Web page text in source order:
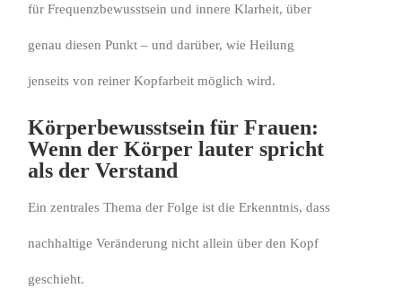
für Frequenzbewusstsein und innere Klarheit, über
genau diesen Punkt – und darüber, wie Heilung
jenseits von reiner Kopfarbeit möglich wird.
Körperbewusstsein für Frauen:
Wenn der Körper lauter spricht
als der Verstand
Ein zentrales Thema der Folge ist die Erkenntnis, dass
nachhaltige Veränderung nicht allein über den Kopf
geschieht.